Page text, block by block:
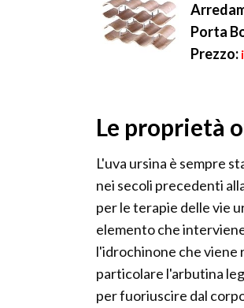
Porta
Prezzo:
Le proprietà
L'uva ursina è sempre
nei secoli precedenti
per le terapie delle vie
elemento che
l'idrochinone che viene
particolare l'arbutina
per fuoriuscire dal